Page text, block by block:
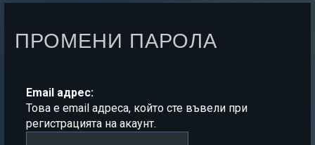
ПРОМЕНИ ПАРОЛА
Email адрес:
Това е email адреса, който сте въвели при
регистрацията на акаунт.